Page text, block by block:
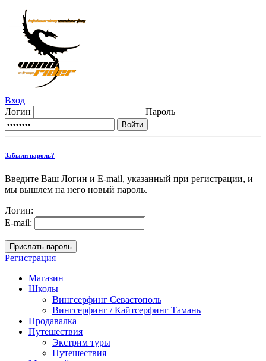
Вход
Логин
Пароль
Забыли пароль?
Введите Ваш Логин и E-mail, указанный при регистрации, и
мы вышлем на него новый пароль.
Логин:
E-mail:
Регистрация
Магазин
Школы
Вингсерфинг Севастополь
Вингсерфинг / Кайтсерфинг Тамань
Продавалка
Путешествия
Экстрим туры
Путешествия